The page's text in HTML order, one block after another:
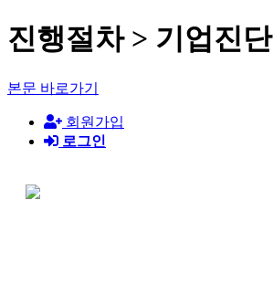
진행절차 > 기업진단
본문 바로가기
회원가입
로그인